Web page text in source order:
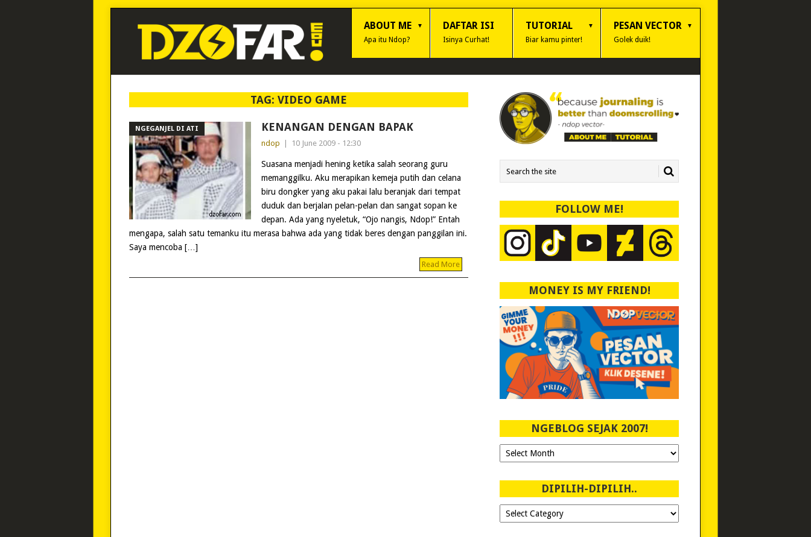
ABOUT ME
Apa itu Ndop?
DAFTAR ISI
Isinya Curhat!
TUTORIAL
Biar kamu pinter!
PESAN VECTOR
Golek duik!
TAG: VIDEO GAME
NGEGANJEL DI ATI KENANGAN DENGAN BAPAK
ndop 10 June 2009 - 12:30
Suasana menjadi hening ketika salah seorang guru
memanggilku. Aku merapikan kemeja putih dan celana
biru dongker yang aku pakai lalu beranjak dari tempat
duduk dan berjalan pelan-pelan dan sangat sopan ke
depan. Ada yang nyeletuk, “Ojo nangis, Ndop!” Entah
mengapa, salah satu temanku itu merasa bahwa ada yang tidak beres dengan panggilan ini.
Saya mencoba […]
Read More
FOLLOW ME!
MONEY IS MY FRIEND!
NGEBLOG SEJAK 2007!
Ngeblog
Sejak
DIPILIH-DIPILIH..
Dipilih-
dipilih..